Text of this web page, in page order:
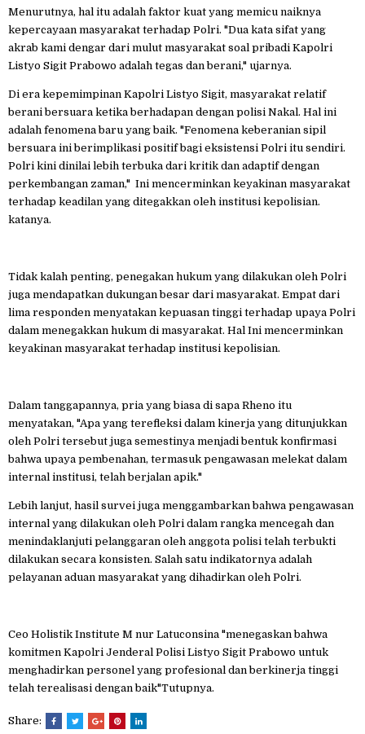
Menurutnya, hal itu adalah faktor kuat yang memicu naiknya
kepercayaan masyarakat terhadap Polri. "Dua kata sifat yang
akrab kami dengar dari mulut masyarakat soal pribadi Kapolri
Listyo Sigit Prabowo adalah tegas dan berani," ujarnya.
Di era kepemimpinan Kapolri Listyo Sigit, masyarakat relatif
berani bersuara ketika berhadapan dengan polisi Nakal. Hal ini
adalah fenomena baru yang baik. "Fenomena keberanian sipil
bersuara ini berimplikasi positif bagi eksistensi Polri itu sendiri.
Polri kini dinilai lebih terbuka dari kritik dan adaptif dengan
perkembangan zaman," Ini mencerminkan keyakinan masyarakat
terhadap keadilan yang ditegakkan oleh institusi kepolisian.
katanya.
Tidak kalah penting, penegakan hukum yang dilakukan oleh Polri
juga mendapatkan dukungan besar dari masyarakat. Empat dari
lima responden menyatakan kepuasan tinggi terhadap upaya Polri
dalam menegakkan hukum di masyarakat. Hal Ini mencerminkan
keyakinan masyarakat terhadap institusi kepolisian.
Dalam tanggapannya, pria yang biasa di sapa Rheno itu
menyatakan, "Apa yang terefleksi dalam kinerja yang ditunjukkan
oleh Polri tersebut juga semestinya menjadi bentuk konfirmasi
bahwa upaya pembenahan, termasuk pengawasan melekat dalam
internal institusi, telah berjalan apik."
Lebih lanjut, hasil survei juga menggambarkan bahwa pengawasan
internal yang dilakukan oleh Polri dalam rangka mencegah dan
menindaklanjuti pelanggaran oleh anggota polisi telah terbukti
dilakukan secara konsisten. Salah satu indikatornya adalah
pelayanan aduan masyarakat yang dihadirkan oleh Polri.
Ceo Holistik Institute M nur Latuconsina "menegaskan bahwa
komitmen Kapolri Jenderal Polisi Listyo Sigit Prabowo untuk
menghadirkan personel yang profesional dan berkinerja tinggi
telah terealisasi dengan baik"Tutupnya.
Share: